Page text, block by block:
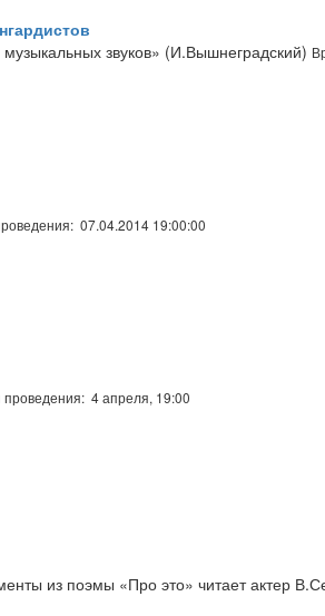
звуков» (И.Вышнеградский)
07.04.2014 19:00:00
4 апреля, 19:00
из поэмы «Про это» читает актер